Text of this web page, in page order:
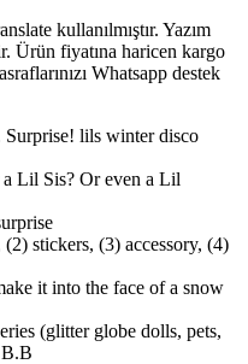
kullanılmıştır. Yazım
Ürün fiyatına haricen kargo
Whatsapp destek
lils winter disco
Lil Sis? Or even a Lil
(2) stickers, (3) accessory, (4)
it into the face of a snow
(glitter globe dolls, pets,